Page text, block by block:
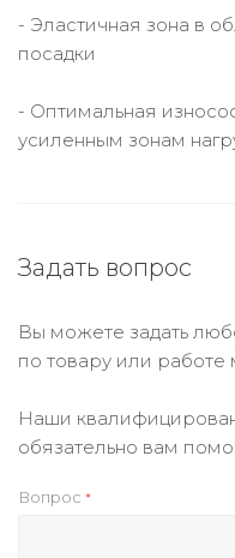
- Эластичная зона в
посадки
- Оптимальная
усиленным зонам
Задать вопрос
Вы можете задать
по товару или работе
Наши
обязательно вам
Вопрос *